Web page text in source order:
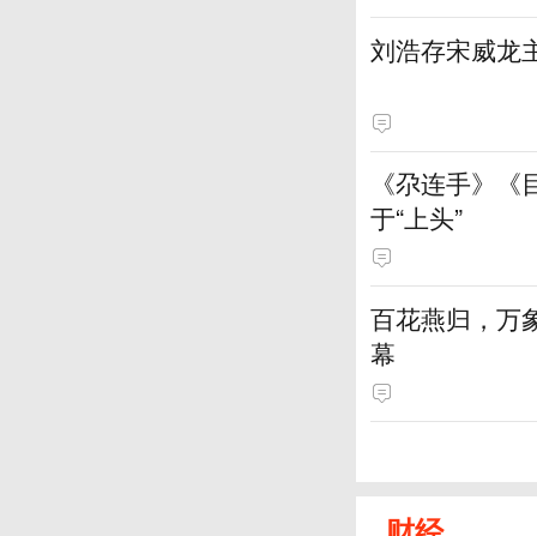
刘浩存宋威龙
《尕连手》
于“上头”
百花燕归，万
幕